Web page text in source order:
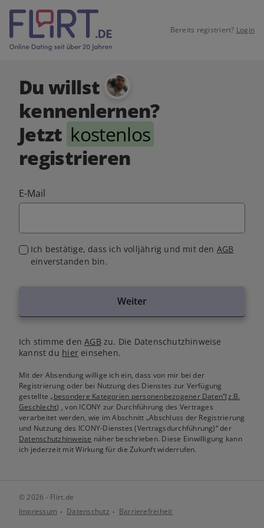
Bereits registriert? Login
Du willst
kennenlernen?
Jetzt kostenlos
registrieren
E-Mail
Ich bestätige, dass ich volljährig und mit den AGB
einverstanden bin.
Weiter
Ich stimme denAGB zu. Die Datenschutzhinweise
kannst du hiereinsehen.
Mit der Absendung willige ich ein, dass von mir bei der
Registrierung oder bei Nutzung des Dienstes zur Verfügung
gestellte„besondere Kategorien personenbezogener Daten“(z.B.
Geschlecht) , von ICONY zur Durchführung des Vertrages
verarbeitet werden, wie im Abschnitt „Abschluss der Registrierung
und Nutzung des ICONY-Dienstes (Vertragsdurchführung)“ der
Datenschutzhinweise näher beschrieben. Diese Einwilligung kann
ich jederzeit mit Wirkung für die Zukunft widerrufen.
© 2026 - Flirt.de
Impressum
Datenschutz Barrierefreiheit